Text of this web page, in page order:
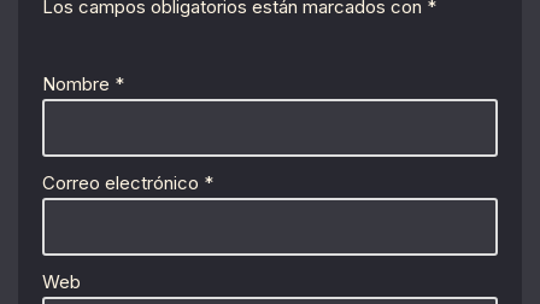
Los campos obligatorios están marcados con *
Nombre *
Correo electrónico *
Web